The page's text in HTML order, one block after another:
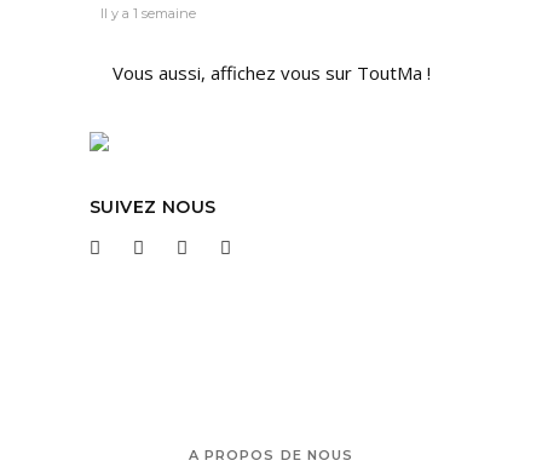
Il y a 1 semaine
Vous aussi, affichez vous sur ToutMa !
SUIVEZ NOUS
A PROPOS DE NOUS